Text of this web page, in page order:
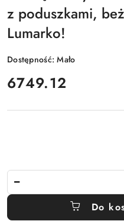
z poduszkami,
Lumarko!
Dostępność:Mało
cena:
6749.12
Do